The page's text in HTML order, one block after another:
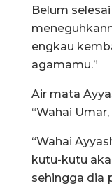
Belum
engkau
agamamu.”
Air mata
“Wahai
“Wahai
kutu-kutu
sehingga dia